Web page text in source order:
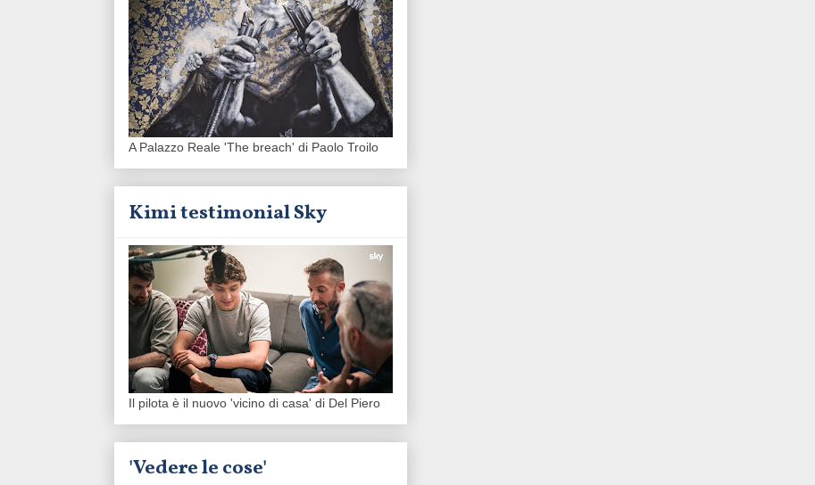
A Palazzo Reale 'The breach' di Paolo Troilo
Kimi testimonial Sky
Il pilota è il nuovo 'vicino di casa' di Del Piero
'Vedere le cose'